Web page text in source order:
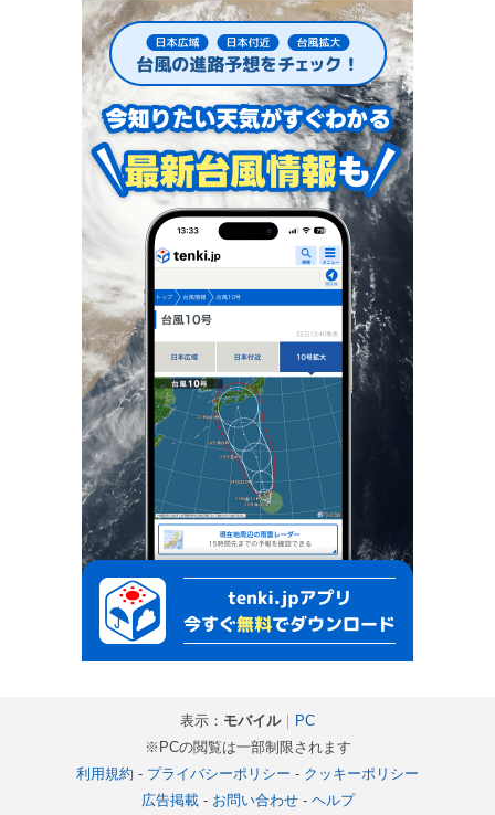
表示： モバイル｜ PC
※PCの閲覧は一部制限されます
利用規約 - プライバシーポリシー - クッキーポリシー
広告掲載- お問い合わせ- ヘルプ